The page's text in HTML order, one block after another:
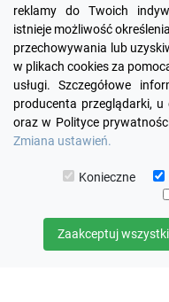
reklamy do Twoich
istnieje możliwość
przechowywania lub
w plikach cookies za
usługi. Szczegółowe
producenta przeglądarki,
oraz w Polityce
Zmiana ustawień.
Konieczne
Zaakceptuj
PRODUKTY
INFORMACJE